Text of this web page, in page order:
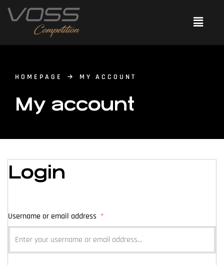
HOMEPAGE MY ACCOUNT
My account
Login
Username or email address *